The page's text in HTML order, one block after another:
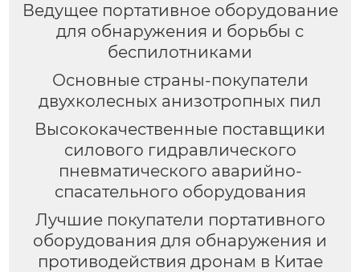
Ведущее портативное оборудование
для обнаружения и борьбы с
беспилотниками
Основные страны-покупатели
двухколесных анизотропных пил
Высококачественные поставщики
силового гидравлического
пневматического аварийно-
спасательного оборудования
Лучшие покупатели портативного
оборудования для обнаружения и
противодействия дронам в Китае